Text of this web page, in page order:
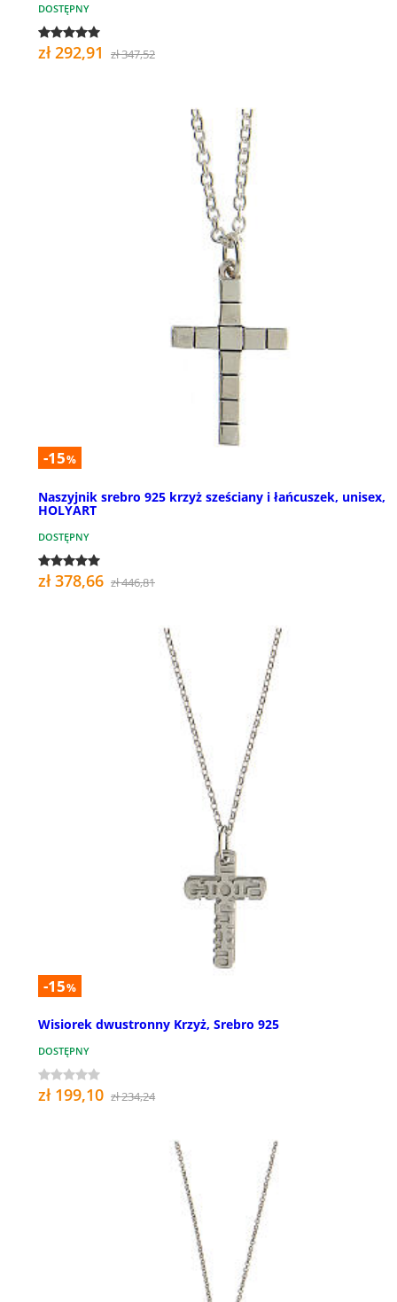
DOSTĘPNY
zł 292,91 zł 347,52
-15%
Naszyjnik srebro 925 krzyż sześciany i łańcuszek, unisex,
HOLYART
DOSTĘPNY
zł 378,66 zł 446,81
-15%
Wisiorek dwustronny Krzyż, Srebro 925
DOSTĘPNY
zł 199,10 zł 234,24